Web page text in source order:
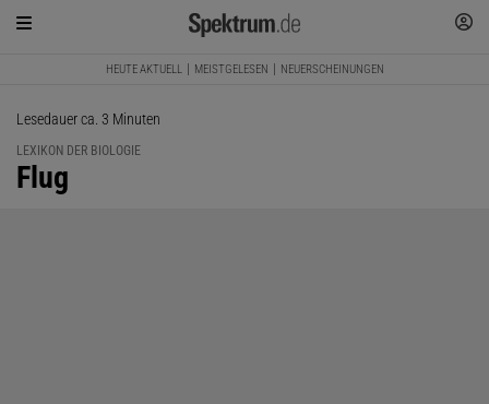
HEUTE AKTUELL MEISTGELESEN NEUERSCHEINUNGEN
Lesedauer ca. 3 Minuten
LEXIKON DER BIOLOGIE
:
Flug